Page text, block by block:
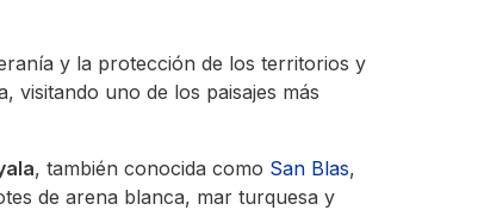
y la protección de los territorios y
visitando uno de los paisajes más
, también conocida como San Blas,
de arena blanca, mar turquesa y